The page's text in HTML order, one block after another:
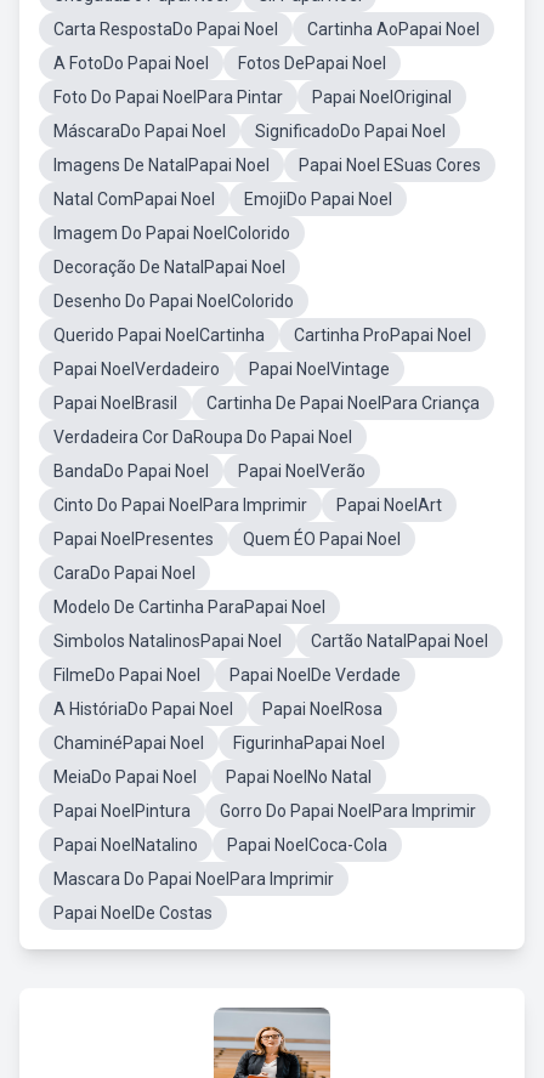
Carta RespostaDo Papai Noel
Cartinha AoPapai Noel
A FotoDo Papai Noel
Fotos DePapai Noel
Foto Do Papai NoelPara Pintar
Papai NoelOriginal
MáscaraDo Papai Noel
SignificadoDo Papai Noel
Imagens De NatalPapai Noel
Papai Noel ESuas Cores
Natal ComPapai Noel
EmojiDo Papai Noel
Imagem Do Papai NoelColorido
Decoração De NatalPapai Noel
Desenho Do Papai NoelColorido
Querido Papai NoelCartinha
Cartinha ProPapai Noel
Papai NoelVerdadeiro
Papai NoelVintage
Papai NoelBrasil
Cartinha De Papai NoelPara Criança
Verdadeira Cor DaRoupa Do Papai Noel
BandaDo Papai Noel
Papai NoelVerão
Cinto Do Papai NoelPara Imprimir
Papai NoelArt
Papai NoelPresentes
Quem ÉO Papai Noel
CaraDo Papai Noel
Modelo De Cartinha ParaPapai Noel
Simbolos NatalinosPapai Noel
Cartão NatalPapai Noel
FilmeDo Papai Noel
Papai NoelDe Verdade
A HistóriaDo Papai Noel
Papai NoelRosa
ChaminéPapai Noel
FigurinhaPapai Noel
MeiaDo Papai Noel
Papai NoelNo Natal
Papai NoelPintura
Gorro Do Papai NoelPara Imprimir
Papai NoelNatalino
Papai NoelCoca-Cola
Mascara Do Papai NoelPara Imprimir
Papai NoelDe Costas